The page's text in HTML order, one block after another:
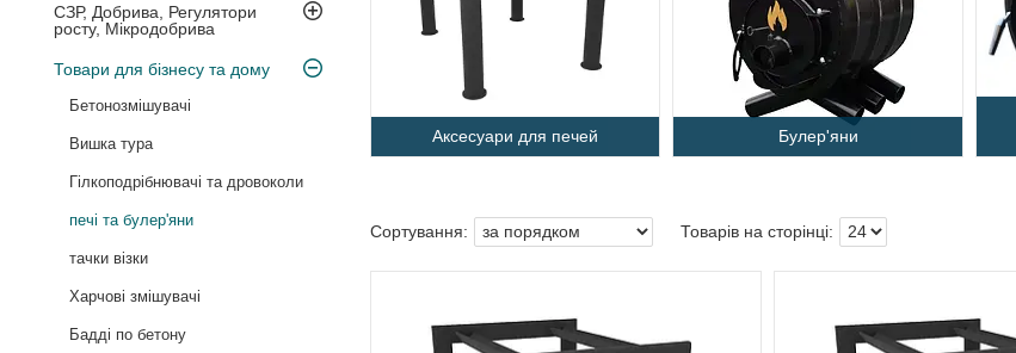
СЗР, Добрива, Регулятори
росту, Мікродобрива
Товари для бізнесу та дому
Бетонозмішувачі
Вишка тура
Гілкоподрібнювачі та дровоколи
печі та булер'яни
тачки візки
Харчові змішувачі
Бадді по бетону
Аксесуари для печей Булер'яни